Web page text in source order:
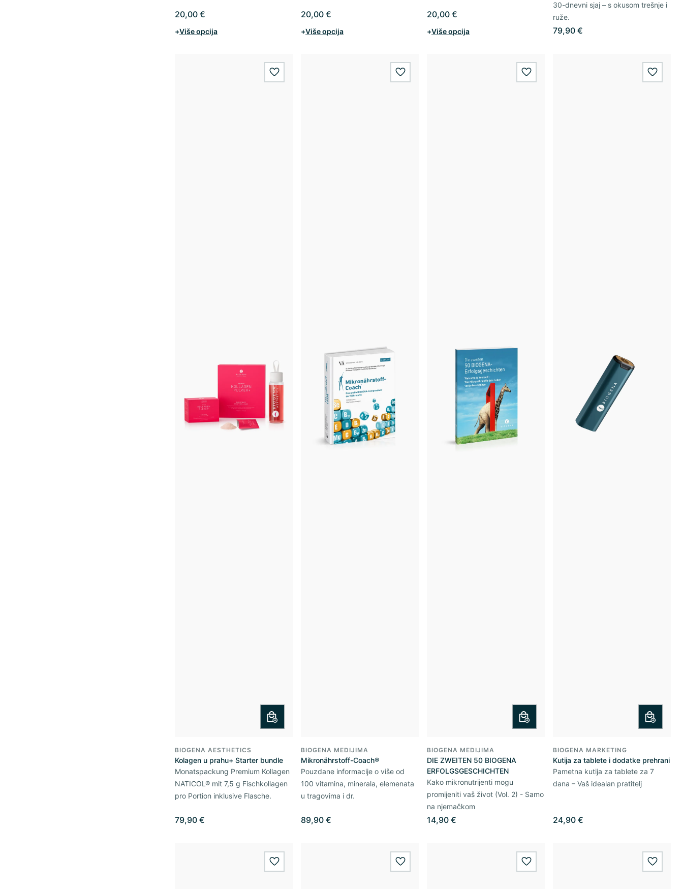
20,00 €
+Više opcija
20,00 €
+Više opcija
20,00 €
+Više opcija
30-dnevni sjaj – s okusom trešnje i
ruže.
79,90 €
wishlist.add
BIOGENA AESTHETICS
Kolagen u prahu+ Starter bundle
Monatspackung Premium Kollagen
NATICOL® mit 7,5 g Fischkollagen
pro Portion inklusive Flasche.
79,90 €
wishlist.add
BIOGENA MEDIJIMA
Mikronährstoff-Coach®
Pouzdane informacije o više od
100 vitamina, minerala, elemenata
u tragovima i dr.
89,90 €
wishlist.add
BIOGENA MEDIJIMA
DIE ZWEITEN 50 BIOGENA
ERFOLGSGESCHICHTEN
Kako mikronutrijenti mogu
promijeniti vaš život (Vol. 2) - Samo
na njemačkom
14,90 €
BIOGENA MARKETING
Kutija za tablete i dodatke prehrani
Pametna kutija za tablete za 7
dana – Vaš idealan pratitelj
24,90 €
wishlist.add wishlist.add wishlist.add